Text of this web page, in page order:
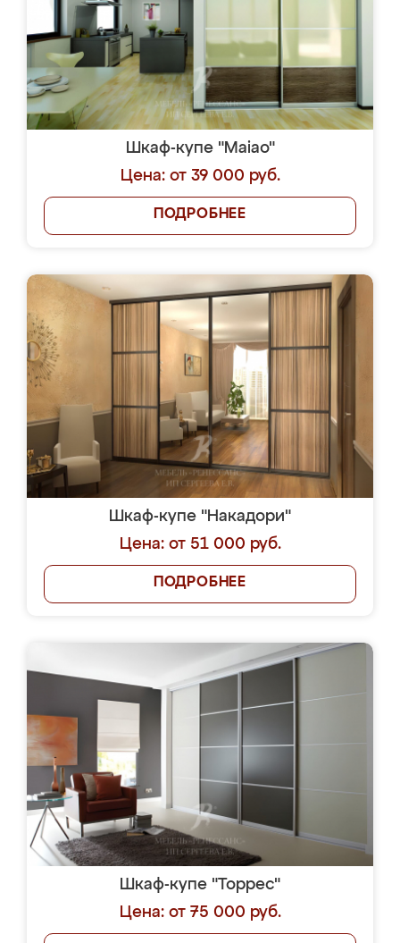
Шкаф-купе "Maiao"
Цена: от 39 000 руб.
ПОДРОБНЕЕ
Шкаф-купе "Накадори"
Цена: от 51 000 руб.
ПОДРОБНЕЕ
Шкаф-купе "Торрес"
Цена: от 75 000 руб.